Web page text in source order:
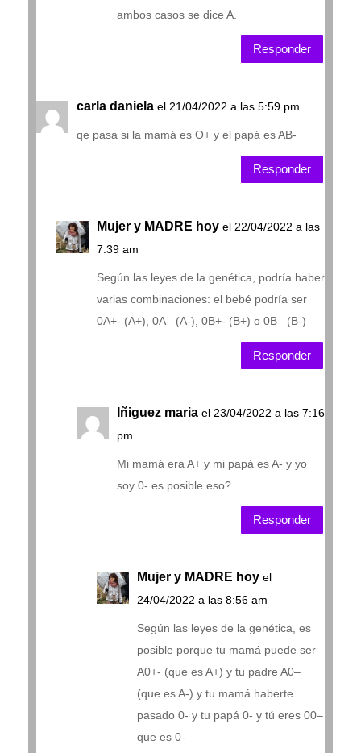
ambos casos se dice A.
Responder
carla daniela el 21/04/2022 a las 5:59 pm
qe pasa si la mamá es O+ y el papá es AB-
Responder
Mujer y MADRE hoy el 22/04/2022 a las
7:39 am
Según las leyes de la genética, podría haber
varias combinaciones: el bebé podría ser
0A+- (A+), 0A– (A-), 0B+- (B+) o 0B– (B-)
Responder
Iñiguez maria el 23/04/2022 a las 7:16
pm
Mi mamá era A+ y mi papá es A- y yo
soy 0- es posible eso?
Responder
Mujer y MADRE hoy el
24/04/2022 a las 8:56 am
Según las leyes de la genética, es
posible porque tu mamá puede ser
A0+- (que es A+) y tu padre A0–
(que es A-) y tu mamá haberte
pasado 0- y tu papá 0- y tú eres 00–
que es 0-